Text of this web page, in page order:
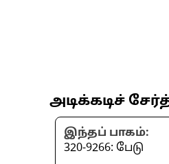
அடிக்கடிச்
இந்தப் பாகம்:
320-9266: பேடு